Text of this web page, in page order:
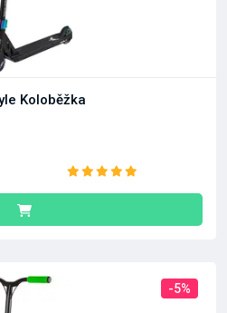
Koloběžka
-5%